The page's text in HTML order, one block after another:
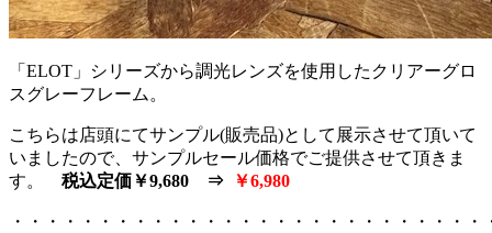
「ELOT」シリーズから調光レンズを使用したクリアーグロ
スグレーフレーム。
こちらは店頭にてサンプル(販売品)として展示させて頂いて
いましたので、サンプルセール価格でご提供させて頂きま
す。 税込定価￥9,680 ⇒ ￥6,980
・・・・・・・・・・・・・・・・・・・・・・・・・・